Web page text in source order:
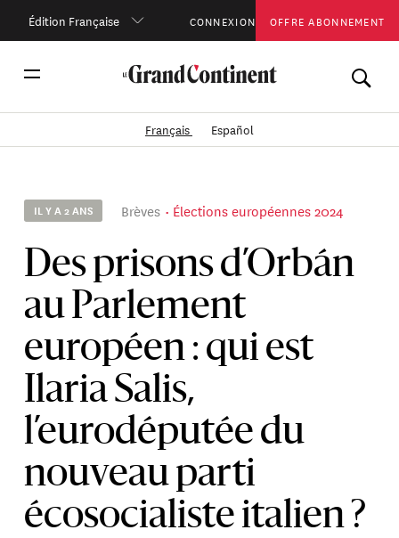
Édition Française CONNEXION OFFRE ABONNEMENT
Français Español
IL Y A 2 ANS Brèves Élections européennes 2024
Des prisons d’Orbán
au Parlement
européen : qui est
Ilaria Salis,
l’eurodéputée du
nouveau parti
écosocialiste italien ?